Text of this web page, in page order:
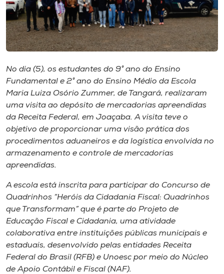
Cultura
CPA
Biblioteca
Editora
Rádio
Museu
Unoesc
Store
Selecione
o idioma
No dia (5), os estudantes do 9° ano do Ensino
Fundamental e 2° ano do Ensino Médio da Escola
Maria Luiza Osório Zummer, de Tangará, realizaram
uma visita ao depósito de mercadorias apreendidas
da Receita Federal, em Joaçaba. A visita teve o
objetivo de proporcionar uma visão prática dos
procedimentos aduaneiros e da logística envolvida no
armazenamento e controle de mercadorias
apreendidas.
A escola está inscrita para participar do Concurso de
Quadrinhos “Heróis da Cidadania Fiscal: Quadrinhos
que Transformam” que é parte do Projeto de
Educação Fiscal e Cidadania, uma atividade
colaborativa entre instituições públicas municipais e
estaduais, desenvolvido pelas entidades Receita
Federal do Brasil (RFB) e Unoesc por meio do Núcleo
de Apoio Contábil e Fiscal (NAF).